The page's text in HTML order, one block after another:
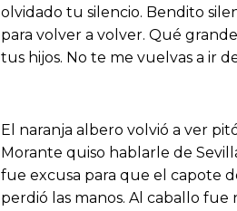
olvidado tu silencio. Bendito
para volver a volver. Qué
tus hijos. No te me vuelvas a ir
El naranja albero volvió a ver
Morante quiso hablarle de
fue excusa para que el capote
perdió las manos. Al caballo